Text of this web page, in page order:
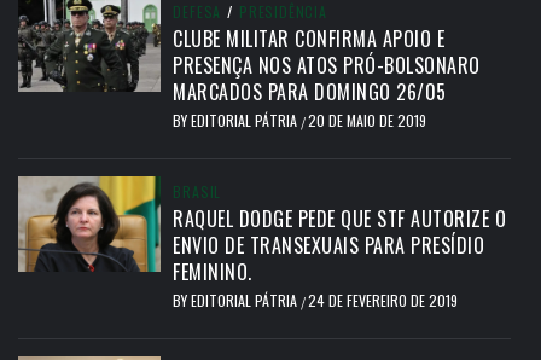
DEFESA / PRESIDÊNCIA
CLUBE MILITAR CONFIRMA APOIO E
PRESENÇA NOS ATOS PRÓ-BOLSONARO
MARCADOS PARA DOMINGO 26/05
BYEDITORIAL PÁTRIA /20 DE MAIO DE 2019
BRASIL
RAQUEL DODGE PEDE QUE STF AUTORIZE O
ENVIO DE TRANSEXUAIS PARA PRESÍDIO
FEMININO.
BYEDITORIAL PÁTRIA /24 DE FEVEREIRO DE 2019